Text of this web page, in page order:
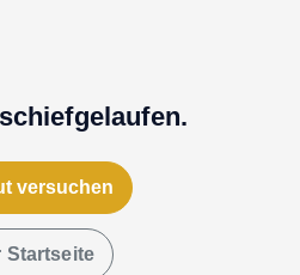
versuchen
Startseite